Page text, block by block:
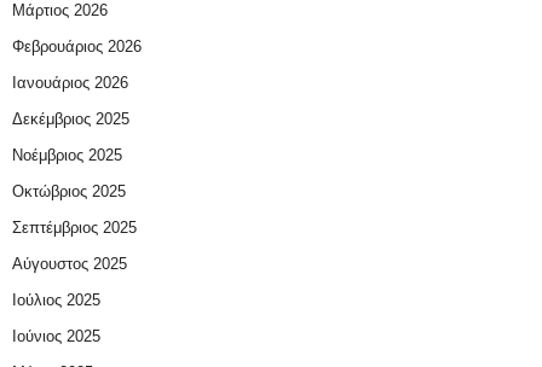
Μάρτιος 2026
Φεβρουάριος 2026
Ιανουάριος 2026
Δεκέμβριος 2025
Νοέμβριος 2025
Οκτώβριος 2025
Σεπτέμβριος 2025
Αύγουστος 2025
Ιούλιος 2025
Ιούνιος 2025